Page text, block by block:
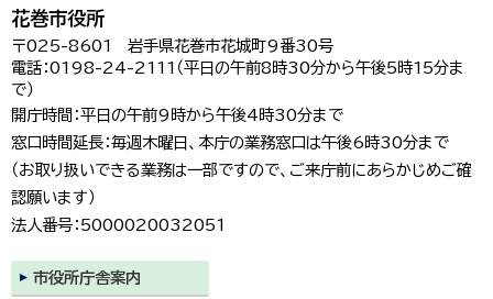
花巻市役所
〒025-8601 岩手県花巻市花城町9番30号
電話：0198-24-2111（平日の午前8時30分から午後5時15分ま
で）
開庁時間：平日の午前9時から午後4時30分まで
窓口時間延長：毎週木曜日、本庁の業務窓口は午後6時30分まで
（お取り扱いできる業務は一部ですので、ご来庁前にあらかじめご確
認願います）
法人番号：5000020032051
市役所庁舎案内